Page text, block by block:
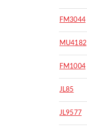
FM3044
MU4182
FM1004
JL85
JL9577